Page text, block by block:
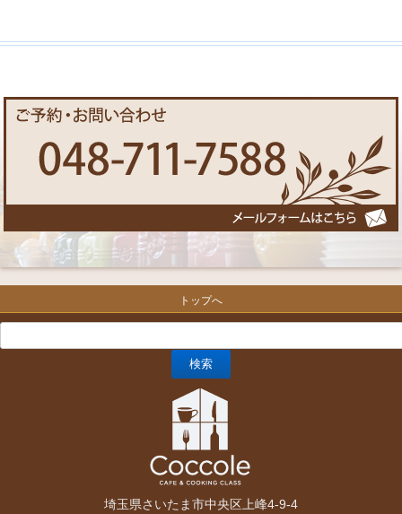
トップへ
埼玉県さいたま市中央区上峰4-9-4